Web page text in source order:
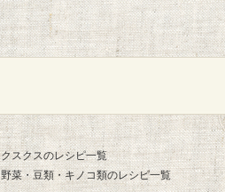
クスクスのレシピ一覧
野菜・豆類・キノコ類のレシピ一覧